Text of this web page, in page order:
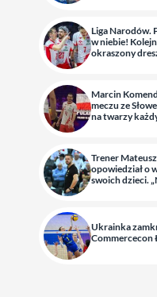
Liga Narodów.
w niebie!
okraszony
Marcin
meczu ze
na twarzy
Trener
opowiedział o
swoich dzieci.
Ukrainka
Commercecon